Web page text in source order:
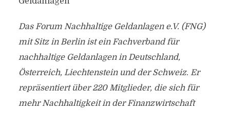
Das Forum Nachhaltige Geldanlagen e.V. (FNG)
mit Sitz in Berlin ist ein Fachverband für
nachhaltige Geldanlagen in Deutschland,
Österreich, Liechtenstein und der Schweiz. Er
repräsentiert über 220 Mitglieder, die sich für
mehr Nachhaltigkeit in der Finanzwirtschaft